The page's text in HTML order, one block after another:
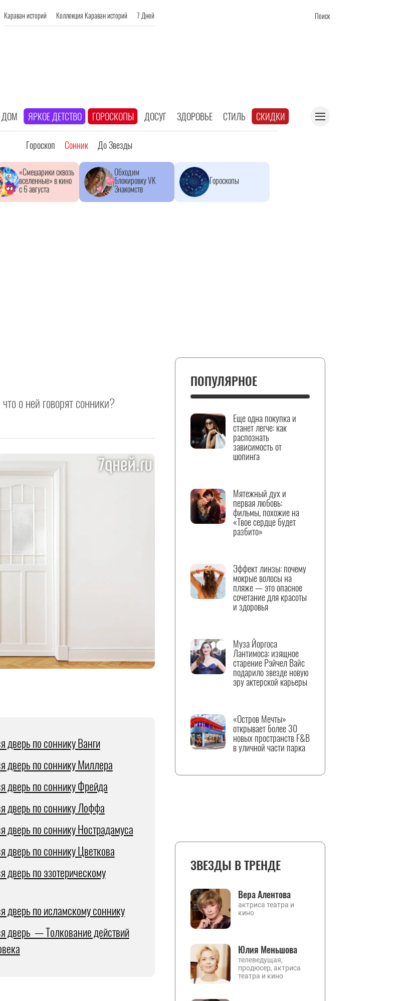
Караван историй Коллекция Караван историй 7 Дней Поиск
ЯРКОЕ ДЕТСТВО ГОРОСКОПЫ ДОСУГ ЗДОРОВЬЕ СТИЛЬ СКИДКИ
Гороскоп Сонник До Звезды
«Смешарики сквозь
вселенные» в кино
с 6 августа
Обходим
блокировку VK
Знакомств
Гороскопы
о ней говорят сонники?
дверь по соннику Ванги
дверь по соннику Миллера
дверь по соннику Фрейда
дверь по соннику Лоффа
дверь по соннику Нострадамуса
дверь по соннику Цветкова
дверь по эзотерическому
дверь по исламскому соннику
дверь — Толкование действий
ПОПУЛЯРНОЕ
Еще одна покупка и
станет легче: как
распознать
зависимость от
шопинга
Мятежный дух и
первая любовь:
фильмы, похожие на
«Твое сердце будет
разбито»
Эффект линзы: почему
мокрые волосы на
пляже — это опасное
сочетание для красоты
и здоровья
Муза Йоргоса
Лантимоса: изящное
старение Рэйчел Вайс
подарило звезде новую
эру актерской карьеры
«Остров Мечты»
открывает более 30
новых пространств F&B
в уличной части парка
ЗВЕЗДЫ В ТРЕНДЕ
Вера Алентова
актриса театра и
кино
Юлия Меньшова
телеведущая,
продюсер, актриса
театра и кино